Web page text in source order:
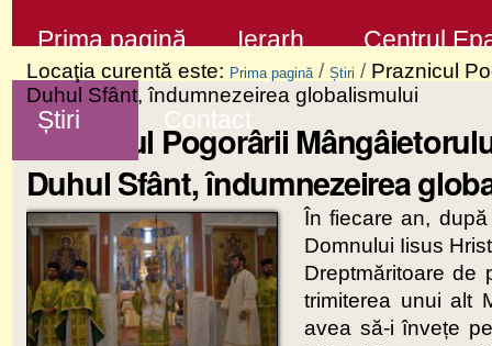
la
conţinut
Sari
la
navigare
Prima pagină Ierarh Centrul
Știri Contact
Locaţia curentă este: Prima pagină / Știri / Praznicul
Duhul Sfânt, îndumnezeirea globalismului
Praznicul Pogorârii
Duhul Sfânt, îndumnezeirea
În fiecare an,
Domnului Iisus
Dreptmăritoare de
trimiterea unui alt
avea să-i învețe